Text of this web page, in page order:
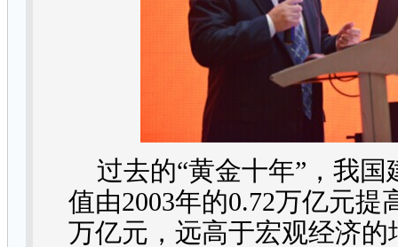
过去的“黄金十年”，我
值由2003年的0.72万亿元提
万亿元，远高于宏观经济